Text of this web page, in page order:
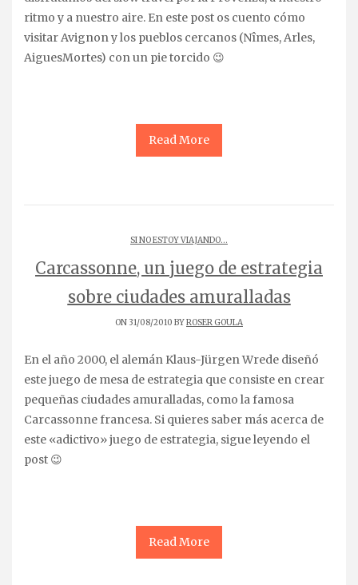
ritmo y a nuestro aire. En este post os cuento cómo
visitar Avignon y los pueblos cercanos (Nîmes, Arles,
AiguesMortes) con un pie torcido 😉
Read More
SI NO ESTOY VIAJANDO...
Carcassonne, un juego de estrategia
sobre ciudades amuralladas
ON 31/08/2010 BYROSER GOULA
En el año 2000, el alemán Klaus-Jürgen Wrede diseñó
este juego de mesa de estrategia que consiste en crear
pequeñas ciudades amuralladas, como la famosa
Carcassonne francesa. Si quieres saber más acerca de
este «adictivo» juego de estrategia, sigue leyendo el
post 😉
Read More